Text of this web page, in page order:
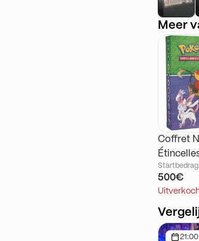
Meer
Coffret
Furieux /
Startbedrag
500€
21:00